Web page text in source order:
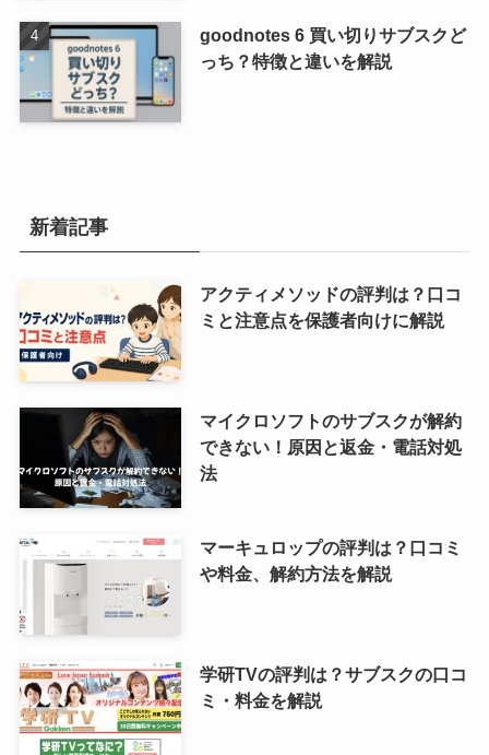
goodnotes 6 買い切りサブスクど
っち？特徴と違いを解説
新着記事
アクティメソッドの評判は？口コ
ミと注意点を保護者向けに解説
マイクロソフトのサブスクが解約
できない！原因と返金・電話対処
法
マーキュロップの評判は？口コミ
や料金、解約方法を解説
学研TVの評判は？サブスクの口コ
ミ・料金を解説